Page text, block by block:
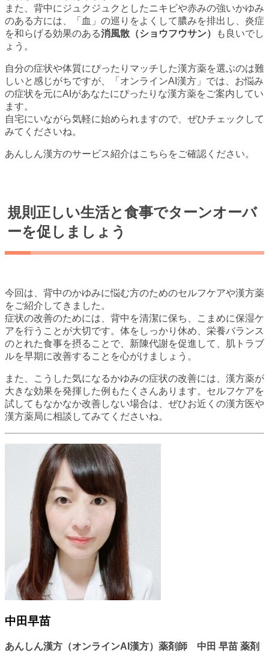
また、背中にジュクジュクとしたニキビや赤みの強いかゆみ
のある方には、「血」の巡りをよくして膿みを排出し、炎症
を和らげる効果のある消風散（ショウフウサン）
も良いでし
ょう。
自分の症状や体質にぴったりマッチした漢方薬を選ぶのは難
しいと感じがちですが、「オンラインAI漢方」では、お悩み
の症状を元にAIがあなたにぴったりな漢方薬をご案内してい
ます。
自宅にいながら気軽に始められますので、ぜひチェックして
みてくださいね。
あんしん漢方のサービス紹介はこちらをご確認ください。
規則正しい生活と食事でターンオーバ
ーを促しましょう
今回は、背中のかゆみに悩む方のためのセルフケアや漢方薬
をご紹介してきました。
症状の改善のためには、背中を清潔に保ち、こまめに保湿ケ
アを行うことが大切です。体をしっかり休め、栄養バランス
のとれた食事を摂ることで、新陳代謝を促進して、肌トラブ
ルを早期に改善することを心がけましょう。
また、こうした気になるかゆみの症状の改善には、漢方薬が
大きな効果を発揮した例もたくさんあります。セルフケアを
試してもなかなか改善しない場合は、ぜひお近くの漢方医や
漢方薬局に相談してみてくださいね。
中田早苗
あんしん漢方（オンラインAI漢方）薬剤師 中田 早苗 薬剤